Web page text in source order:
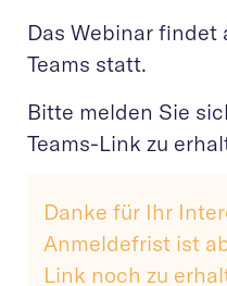
Das Webinar findet
Teams statt.
Bitte melden Sie
Teams-Link zu
Danke für Ihr
Anmeldefrist ist
Link noch zu